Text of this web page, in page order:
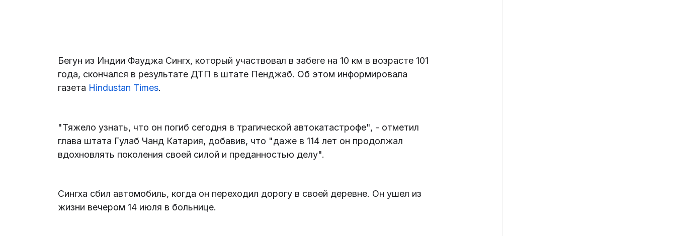
Бегун из Индии Фауджа Сингх, который участвовал в забеге на 10 км в возрасте 101
года, скончался в результате ДТП в штате Пенджаб. Об этом информировала
газета Hindustan Times.
"Тяжело узнать, что он погиб сегодня в трагической автокатастрофе", - отметил
глава штата Гулаб Чанд Катария, добавив, что "даже в 114 лет он продолжал
вдохновлять поколения своей силой и преданностью делу".
Сингха сбил автомобиль, когда он переходил дорогу в своей деревне. Он ушел из
жизни вечером 14 июля в больнице.